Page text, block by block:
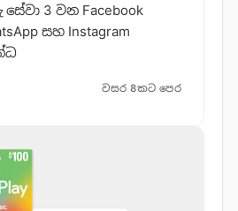
3 වන Facebook
සහ Instagram
වසර 8කට පෙර